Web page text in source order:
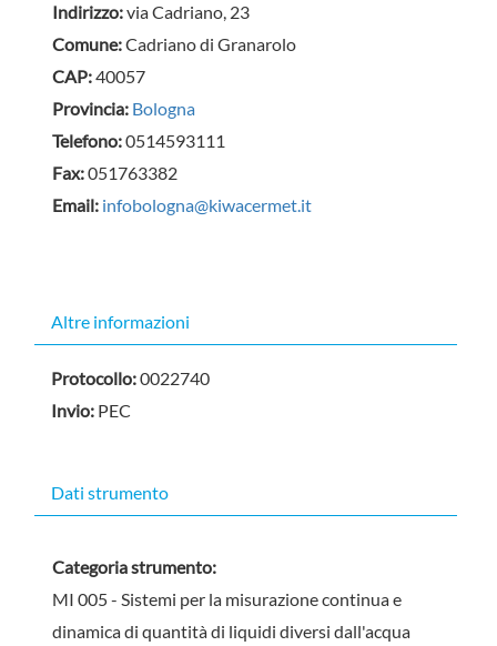
Indirizzo:via Cadriano, 23
Comune:Cadriano di Granarolo
CAP:40057
Provincia: Bologna
Telefono:0514593111
Fax:051763382
Email: infobologna@kiwacermet.it
Altre informazioni
Protocollo:0022740
Invio: PEC
Dati strumento
Categoria strumento:
MI 005 - Sistemi per la misurazione continua e
dinamica di quantità di liquidi diversi dall'acqua